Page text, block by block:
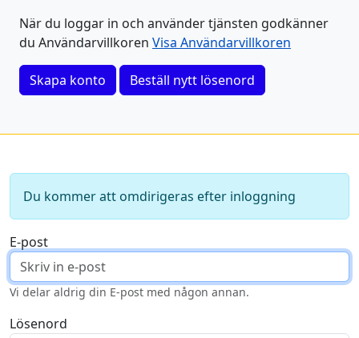
När du loggar in och använder tjänsten godkänner
du Användarvillkoren Visa Användarvillkoren
Skapa konto Beställ nytt lösenord
Du kommer att omdirigeras efter inloggning
E-post
Vi delar aldrig din E-post med någon annan.
Lösenord